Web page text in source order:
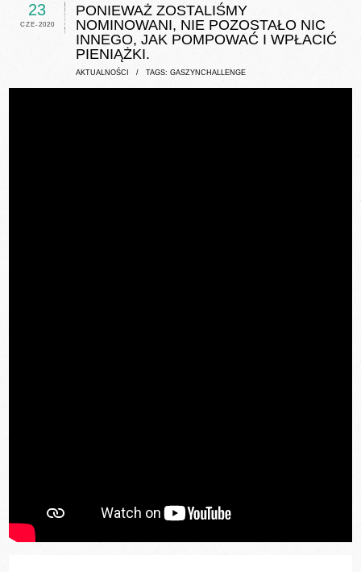
23
CZE-2020
PONIEWAŻ ZOSTALIŚMY
NOMINOWANI, NIE POZOSTAŁO NIC
INNEGO, JAK POMPOWAĆ I WPŁACIĆ
PIENIĄŻKI.
AKTUALNOŚCI / TAGS:GASZYNCHALLENGE